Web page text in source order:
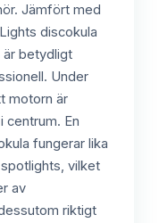
Jämfört med
discokula
är betydligt
Under
motorn är
centrum. En
fungerar lika
vilket
av
riktigt